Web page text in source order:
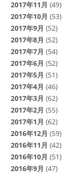
2017年11月 (49)
2017年10月 (53)
2017年9月 (52)
2017年8月 (52)
2017年7月 (54)
2017年6月 (52)
2017年5月 (51)
2017年4月 (46)
2017年3月 (62)
2017年2月 (55)
2017年1月 (62)
2016年12月 (59)
2016年11月 (42)
2016年10月 (51)
2016年9月 (47)